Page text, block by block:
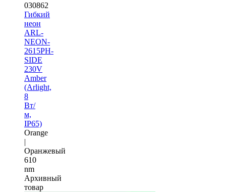
030862
Гибкий
неон
ARL-
NEON-
2615PH-
SIDE
230V
Amber
(Arlight,
8
Вт/
м,
IP65)
Orange
|
Оранжевый
610
nm
Архивный
товар